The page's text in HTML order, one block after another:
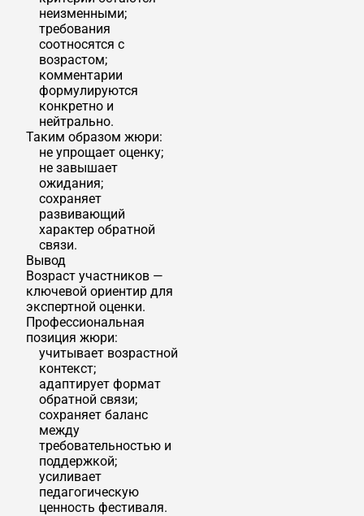
неизменными;
требования
соотносятся с
возрастом;
комментарии
формулируются
конкретно и
нейтрально.
Таким образом жюри:
не упрощает оценку;
не завышает
ожидания;
сохраняет
развивающий
характер обратной
связи.
Вывод
Возраст участников —
ключевой ориентир для
экспертной оценки.
Профессиональная
позиция жюри:
учитывает возрастной
контекст;
адаптирует формат
обратной связи;
сохраняет баланс
между
требовательностью и
поддержкой;
усиливает
педагогическую
ценность фестиваля.